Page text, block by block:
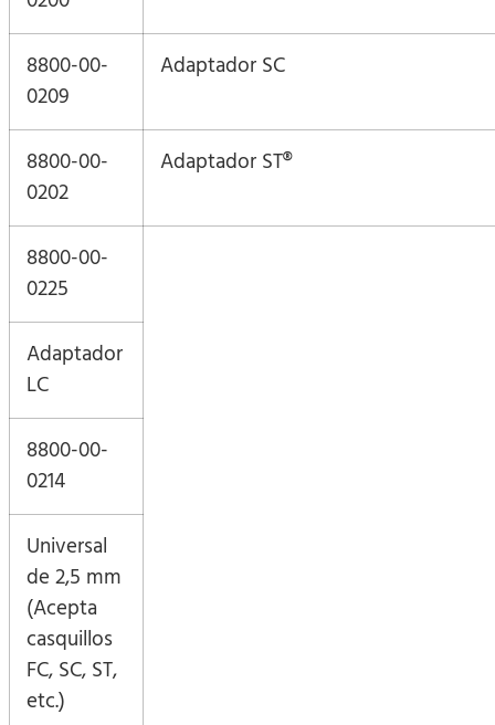
8800-00-
0209
Adaptador SC
8800-00-
0202
Adaptador ST®
8800-00-
0225
Adaptador
LC
8800-00-
0214
Universal
de 2,5 mm
(Acepta
casquillos
FC, SC, ST,
etc.)